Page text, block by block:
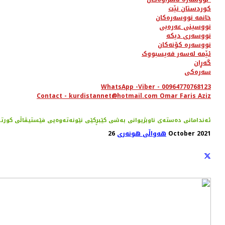
کوردستان نێت
خانمە نووسەرەکان
نووسینی عەرەبی
نووسەری دیکە
نووسەرە کۆنەکان
ئێمە لەسەر فەیسبووک
گەڕان
سەرەکی
WhatsApp -Viber - 00964770768123
Contact - kurdistannet@hotmail.com Omar Faris Aziz
ئه‌ندامانی ده‌سته‌ی ناوبژیوانی به‌شی کێبڕکێی نێونه‌ته‌وه‌یی فێستیڤاڵی
هەواڵی هونەری 26 October 2021